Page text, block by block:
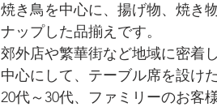
焼き鳥を中心に、揚げ物、焼き
ナップした品揃えです。
郊外店や繁華街など地域に密着
中心にして、テーブル席を設け
20代～30代、ファミリーのお客